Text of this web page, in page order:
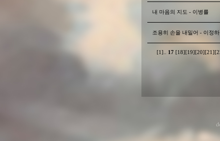
내 마음의 지도 - 이병률
조용히 손을 내밀어 - 이정하
[1] 17 [18] [19] [20] [21]